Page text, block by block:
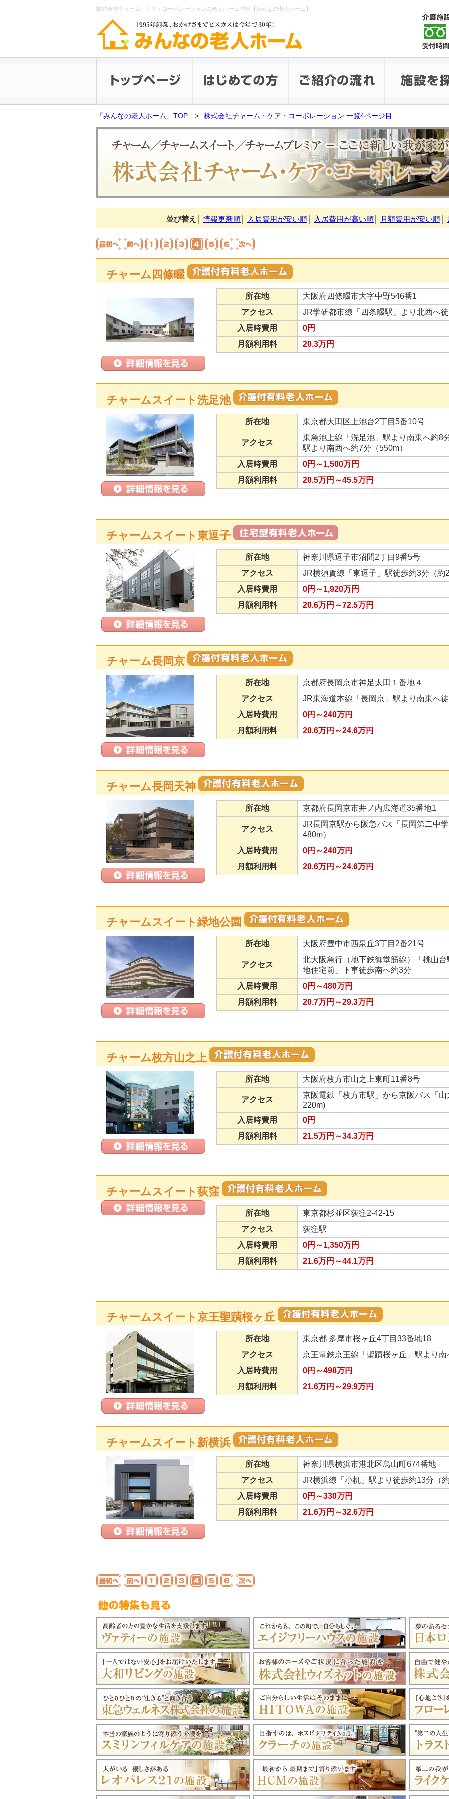
株式会社チャーム・ケア・コーポレーションの老人ホーム特集【みんなの老人ホーム】
「みんなの老人ホーム」TOP 株式会社チャーム・ケア・コーポレーション 一覧4ページ目
並び替え │情報更新順 入居費用が安い順 入居費用が高い順 月額費用が安い順
チャーム四條畷
所在地
大阪府四條畷市大字中野546番1
アクセス
JR学研都市線「四条畷駅」より北西へ
入居時費用
0円
月額利用料
20.3万円
チャームスイート洗足池
所在地 東京都大田区上池台2丁目5番10号
アクセス
東急池上線「洗足池」駅より南東へ約8
駅より南西へ約7分（550m）
入居時費用
0円～1,500万円
月額利用料
20.5万円～45.5万円
チャームスイート東逗子
所在地
神奈川県逗子市沼間2丁目9番5号
アクセス
JR横須賀線「東逗子」駅徒歩約3分（約
入居時費用
0円～1,920万円
月額利用料
20.6万円～72.5万円
チャーム長岡京
所在地
京都府長岡京市神足太田１番地４
アクセス
JR東海道本線「長岡京」駅より南東へ
入居時費用
0円～240万円
月額利用料
20.6万円～24.6万円
チャーム長岡天神
所在地 京都府長岡京市井ノ内広海道35番地1
アクセス
JR長岡京駅から阪急バス「長岡第二中
480m）
入居時費用
0円～240万円
月額利用料
20.6万円～24.6万円
チャームスイート緑地公園
所在地 大阪府豊中市西泉丘3丁目2番21号
アクセス
北大阪急行（地下鉄御堂筋線）「桃山
地住宅前」下車徒歩南へ約3分
入居時費用
0円～480万円
月額利用料
20.7万円～29.3万円
チャーム枚方山之上
所在地 大阪府枚方市山之上東町11番8号
アクセス
京阪電鉄「枚方市駅」から京阪バス「
220m)
入居時費用
0円
月額利用料
21.5万円～34.3万円
チャームスイート荻窪
所在地
東京都杉並区荻窪2-42-15
アクセス
荻窪駅
入居時費用
0円～1,350万円
月額利用料
21.6万円～44.1万円
チャームスイート京王聖蹟桜ヶ丘
所在地
東京都 多摩市桜ヶ丘4丁目33番地18
アクセス
京王電鉄京王線「聖蹟桜ヶ丘」駅より
入居時費用
0円～498万円
月額利用料
21.6万円～29.9万円
チャームスイート新横浜
所在地
神奈川県横浜市港北区鳥山町674番地
アクセス
JR横浜線「小机」駅より徒歩約13分（
入居時費用
0円～330万円
月額利用料
21.6万円～32.6万円